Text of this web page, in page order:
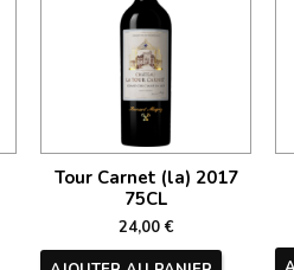
Tour Carnet (la) 2017
75CL
24,00 €